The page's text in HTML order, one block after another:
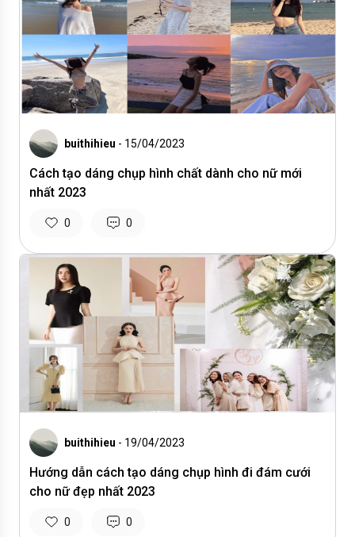
buithihieu - 15/04/2023
Cách tạo dáng chụp hình chất dành cho nữ mới
nhất 2023
0 0
buithihieu - 19/04/2023
Hướng dẫn cách tạo dáng chụp hình đi đám cưới
cho nữ đẹp nhất 2023
0 0